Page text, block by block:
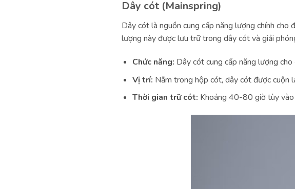
Dây cót (Mainspring)
Dây cót là nguồn cung cấp năng lượng chính
lượng này được lưu trữ trong dây cót và giải
Chức năng: Dây cót cung cấp năng lượng
Vị trí: Nằm trong hộp cót, dây cót được cuộn
Thời gian trữ cót: Khoảng 40-80 giờ tùy